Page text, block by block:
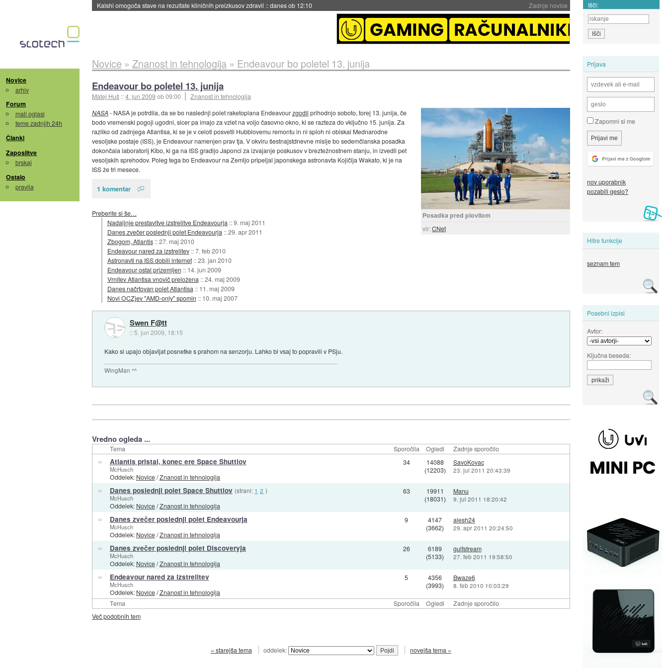
Zadnje novice
Kalshi omogoča stave na rezultate kliničnih preizkusov zdravil ::danes ob 12:10 Išči:
Novice
arhiv
Forum
mali oglasi
teme zadnjih 24h
Članki
Zaposlitve
brskaj
Ostalo
pravila
Prijava
Zapomni si me
nov uporabnik
pozabili geslo?
Hitre funkcije
seznam tem
Posebni izpisi
Avtor:
Ključna beseda:
Novice » Znanost in tehnologija» Endeavour bo poletel 13. junija
Endeavour bo poletel 13. junija
Matej Huš ::4. jun 2009ob 09:00 Znanost in tehnologija
Posadka pred plovilom
vir:CNet
NASA- NASA je potrdila, da se bo naslednji polet raketoplana Endeavourzgodil prihodnjo soboto, torej 13. junija, če
bodo vremenski pogoji ugodni, sicer pa imajo za vzlet na voljo časovno okno, ki se razteza do vključno 15. junija. Za
razliko od zadnjega Atlantisa, ki se je v celoti posvetil Hubblovemu remontu in ni sploh ni obiskal Mednarodne
vesoljske postaje (ISS), je Endeavour namenjen prav tja. V okviru šestnajstdnevne misije bo sedemčlanska posadka
dokončala laboratorij Kibo, ki ga na ISS gradijo Japonci za izvajanje poskusov v breztežnostnem stanju, in izvedli pet
vesoljskih sprehodov. Poleg tega bo Endeavour na Zemljo pripeljal japonskega astronavta Kojičija Wakato, ki je na
ISS že tri mesece.
1 komentar
Preberite si še…
Nadaljnje prestavitve izstrelitve Endeavourja ::9. maj 2011
Danes zvečer poslednji polet Endeavourja ::29. apr 2011
Zbogom, Atlantis ::27. maj 2010
Endeavour nared za izstrelitev ::7. feb 2010
Astronavti na ISS dobili internet ::23. jan 2010
Endeavour ostal prizemljen :: 14. jun 2009
Vrnitev Atlantisa vnovič preložena ::24. maj 2009
Danes načrtovan polet Atlantisa :: 11. maj 2009
Novi OCZjev "AMD-only" spomin :: 10. maj 2007
Swen F@tt
:: 5. jun 2009, 18:15
Kako si upajo objavljat posnetke s prahom na senzorju. Lahko bi vsaj to popravili v PSju.
WingMan ^^
Vredno ogleda ...
Tema Sporočila Ogledi Zadnje sporočilo
Tema Sporočila Ogledi Zadnje sporočilo
» Atlantis pristal, konec ere Space Shuttlov
McHusch
Oddelek: Novice/Znanost in tehnologija
34
14088
(12203)
SavoKovac
23. jul 2011 20:43:39
» Danes poslednji polet Space Shuttlov (strani: 1 2 )
McHusch
Oddelek: Novice/Znanost in tehnologija
63
19911
(18031)
Manu
9. jul 2011 18:20:42
» Danes zvečer poslednji polet Endeavourja
McHusch
Oddelek: Novice/Znanost in tehnologija
9
4147
(3662)
alesh24
29. apr 2011 20:24:50
» Danes zvečer poslednji polet Discoveryja
McHusch
Oddelek: Novice/Znanost in tehnologija
26
6189
(5133)
gulfstream
27. feb 2011 19:58:50
» Endeavour nared za izstrelitev
McHusch
Oddelek: Novice/Znanost in tehnologija
5
4356
(3993)
Bwaze6
8. feb 2010 10:03:29
Več podobnih tem
« starejša tema oddelek: novejša tema »